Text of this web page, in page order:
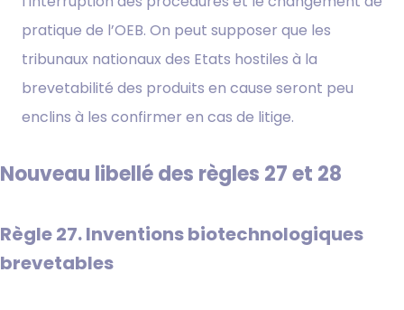
pratique de l’OEB. On peut supposer que les
tribunaux nationaux des Etats hostiles à la
brevetabilité des produits en cause seront peu
enclins à les confirmer en cas de litige.
Nouveau libellé des règles 27 et 28
Règle 27. Inventions biotechnologiques
brevetables